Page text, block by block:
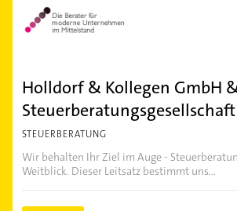
Holldorf & Kollegen GmbH &
Steuerberatungsgesellschaft
STEUERBERATUNG
Wir behalten Ihr Ziel im Auge -
Weitblick. Dieser Leitsatz bestimmt uns...